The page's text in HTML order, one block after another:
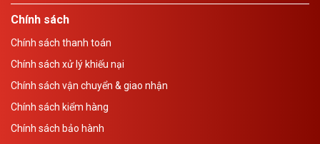
Chính sách
Chính sách thanh toán
Chính sách xử lý khiếu nại
Chính sách vận chuyển & giao nhận
Chính sách kiểm hàng
Chính sách bảo hành